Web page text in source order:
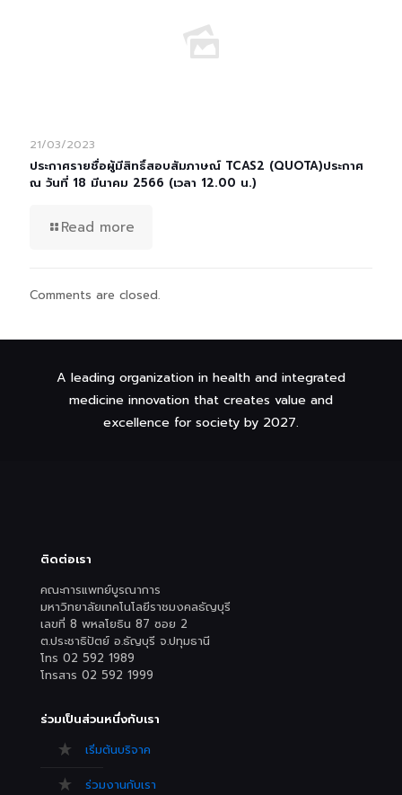
21/03/2023
ประกาศรายชื่อผู้มีสิทธิ์สอบสัมภาษณ์ TCAS2 (QUOTA)ประกาศ
ณ วันที่ 18 มีนาคม 2566 (เวลา 12.00 น.)
Read more
Comments are closed.
A leading organization in health and integrated
medicine innovation that creates value and
excellence for society by 2027.
ติดต่อเรา
คณะการแพทย์บูรณาการ
มหาวิทยาลัยเทคโนโลยีราชมงคลธัญบุรี
เลขที่ 8 พหลโยธิน 87 ซอย 2
ต.ประชาธิปัตย์ อ.ธัญบุรี จ.ปทุมธานี
โทร 02 592 1989
โทรสาร 02 592 1999
ร่วมเป็นส่วนหนึ่งกับเรา
เริ่มต้นบริจาค
ร่วมงานกับเรา